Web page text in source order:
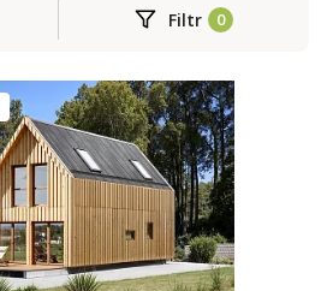
Filtr